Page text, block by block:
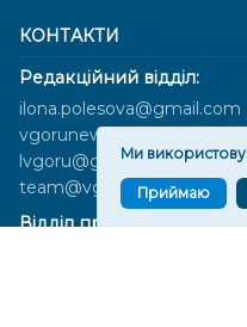
КОНТАКТИ
Редакційний відділ:
ilona.polesova@gmail.com
vgorunews@gmail.com
lvgoru@gmail.com
team@vgoru.org
Відділ продажів:
Ми
Приймаю